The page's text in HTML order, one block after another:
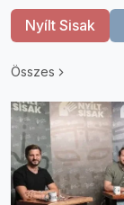
Nyílt Sisak
Összes